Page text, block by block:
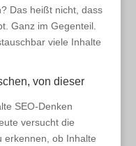
Das heißt nicht, dass
Ganz im Gegenteil.
viele Inhalte
von dieser
SEO-Denken
versucht die
erkennen, ob Inhalte